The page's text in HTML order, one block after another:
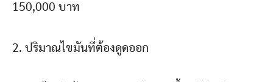
150,000 บาท
2. ปริมาณไขมันที่ต้องดูดออก